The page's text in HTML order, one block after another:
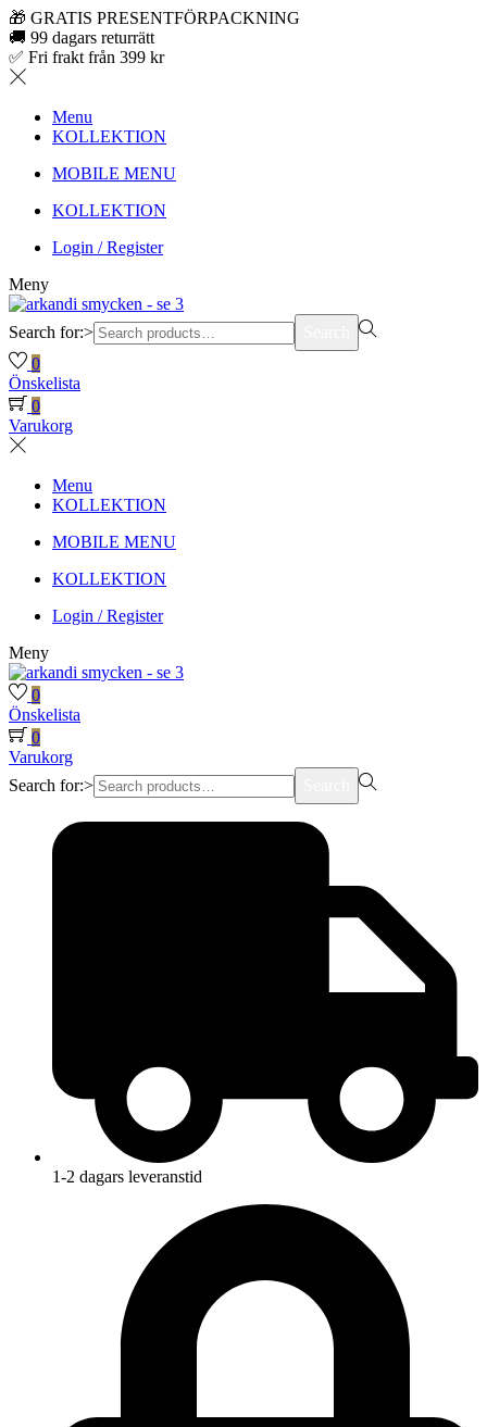
🎁 GRATIS PRESENTFÖRPACKNING
🚚 99 dagars returrätt
✅ Fri frakt från 399 kr
Menu
KOLLEKTION
MOBILE MENU
KOLLEKTION
Login / Register
Meny
Search for:>
0
Önskelista
0
Varukorg
Menu
KOLLEKTION
MOBILE MENU
KOLLEKTION
Login / Register
Meny
0
Önskelista
0
Varukorg
Search for:>
1-2 dagars leveranstid